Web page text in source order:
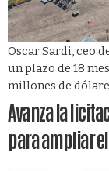
Oscar Sardi, ceo
un plazo de 18
millones de
Avanza la
para ampliar